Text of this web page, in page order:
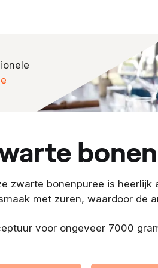
zwarte bonenpuree is heerlijk
met zuren, waardoor de
voor ongeveer 7000